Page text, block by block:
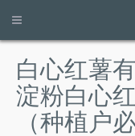
请输入关键字
白心红薯
淀粉白心
（种植户